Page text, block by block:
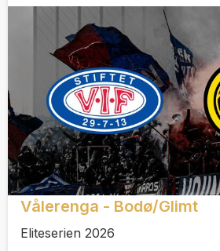
Vålerenga - Bodø/Glimt
Eliteserien 2026